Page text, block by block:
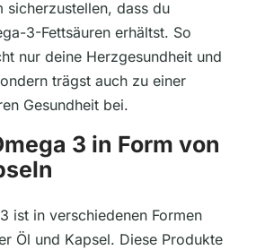
sicherzustellen, dass du
3-Fettsäuren erhältst. So
nur deine Herzgesundheit und
trägst auch zu einer
Gesundheit bei.
3 in Form von
ist in verschiedenen Formen
Öl und Kapsel. Diese Produkte